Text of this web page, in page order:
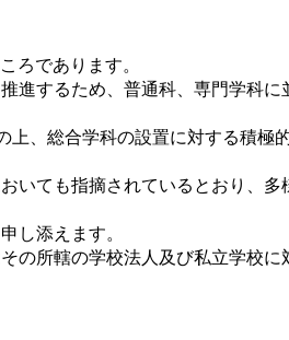
ろであります。
進するため、普通科、専門学科に
、総合学科の設置に対する積極
いても指摘されているとおり、多
し添えます。
の所轄の学校法人及び私立学校に